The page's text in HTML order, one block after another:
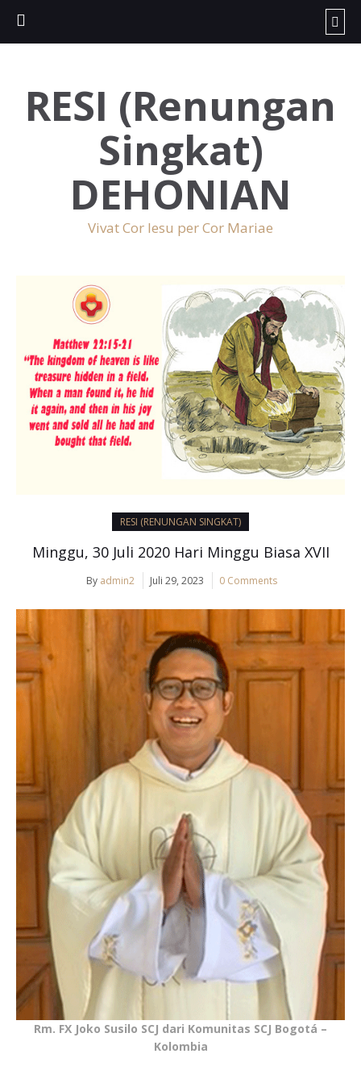
RESI (Renungan
Singkat)
DEHONIAN
Vivat Cor Iesu per Cor Mariae
RESI (RENUNGAN SINGKAT)
Minggu, 30 Juli 2020 Hari Minggu Biasa XVII
By admin2 Juli 29, 2023 0 Comments
Rm. FX Joko Susilo SCJ dari Komunitas SCJ Bogotá –
Kolombia